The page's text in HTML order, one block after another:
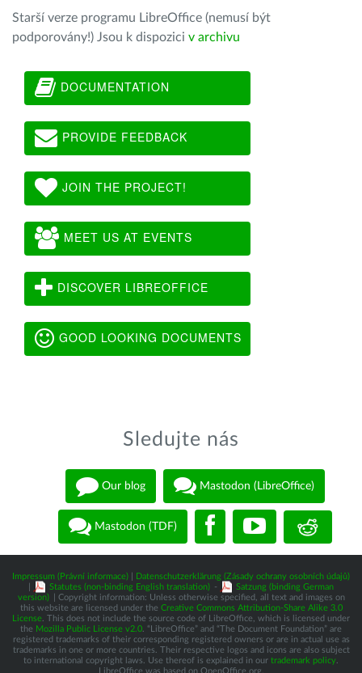
Starší verze programu LibreOffice (nemusí být
podporovány!) Jsou k dispozici v archivu
DOCUMENTATION
PROVIDE FEEDBACK
JOIN THE PROJECT!
MEET US AT EVENTS
DISCOVER LIBREOFFICE
GOOD LOOKING DOCUMENTS
Sledujte nás
Our blog Mastodon (LibreOffice)
Mastodon (TDF)
Impressum (Právní informace)
Datenschutzerklärung (Zásady ochrany osobních údajů)
Statutes (non-binding English translation) -
Satzung (binding German
version)
| Copyright information: Unless otherwise specified, all text and images on
this website are licensed under the Creative Commons Attribution-Share Alike 3.0
License . This does not include the source code of LibreOffice, which is licensed under
the Mozilla Public License v2.0 . “LibreOffice” and “The Document Foundation” are
registered trademarks of their corresponding registered owners or are in actual use as
trademarks in one or more countries. Their respective logos and icons are also subject
to international copyright laws. Use thereof is explained in our trademark policy
LibreOffice was based on OpenOffice.org.